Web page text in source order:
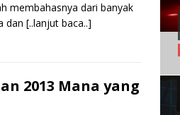
membahasnya dari banyak
dan [..lanjut baca..]
2013 Mana yang